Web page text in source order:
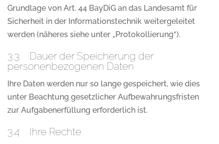
Grundlage von Art. 44 BayDiG an das Landesamt für
Sicherheit in der Informationstechnik weitergeleitet
werden (näheres siehe unter „Protokollierung“).
3.3 Dauer der Speicherung der
personenbezogenen Daten
Ihre Daten werden nur so lange gespeichert, wie dies
unter Beachtung gesetzlicher Aufbewahrungsfristen
zur Aufgabenerfüllung erforderlich ist.
3.4 Ihre Rechte